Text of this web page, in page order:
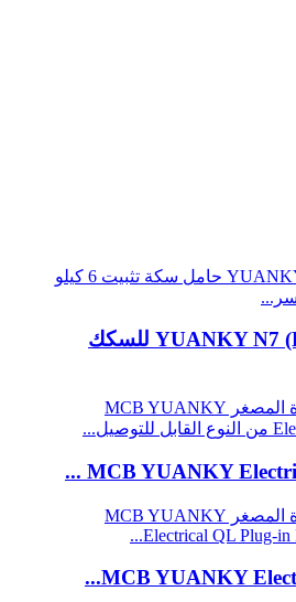
حامل YUANKY N7 (F360) للسكك
MCB YUANKY
MCB YUANKY